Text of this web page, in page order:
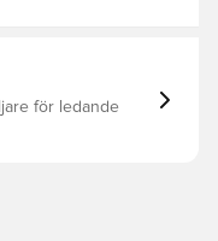
för ledande